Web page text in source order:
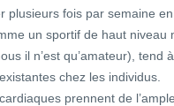
plusieurs fois par semaine
un sportif de haut niveau
il n’est qu’amateur), tend
chez les individus.
prennent de